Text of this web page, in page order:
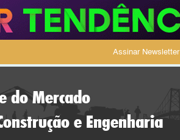
Assinar Newsletter
do Mercado
e Engenharia